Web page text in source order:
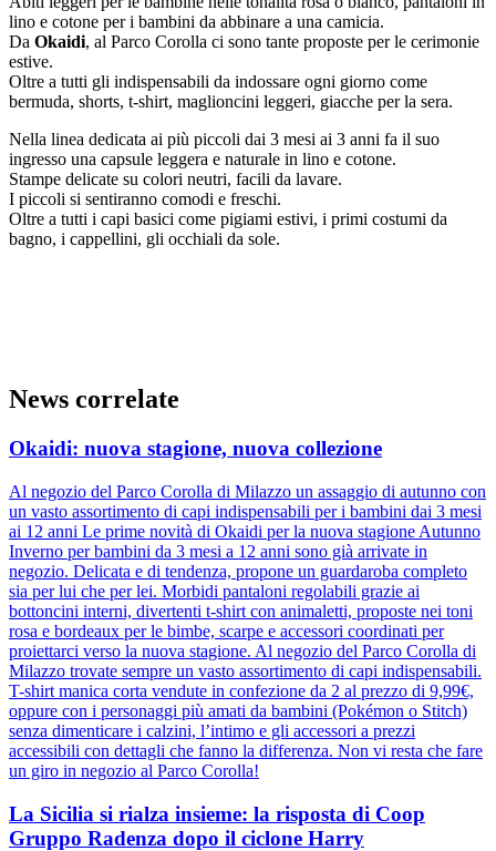
lino e cotone per i bambini da abbinare a una camicia.
Da Okaidi, al Parco Corolla ci sono tante proposte per le cerimonie
estive.
Oltre a tutti gli indispensabili da indossare ogni giorno come
bermuda, shorts, t-shirt, maglioncini leggeri, giacche per la sera.
Nella linea dedicata ai più piccoli dai 3 mesi ai 3 anni fa il suo
ingresso una capsule leggera e naturale in lino e cotone.
Stampe delicate su colori neutri, facili da lavare.
I piccoli si sentiranno comodi e freschi.
Oltre a tutti i capi basici come pigiami estivi, i primi costumi da
bagno, i cappellini, gli occhiali da sole.
News correlate
Okaidi: nuova stagione, nuova collezione
Al negozio del Parco Corolla di Milazzo un assaggio di autunno con
un vasto assortimento di capi indispensabili per i bambini dai 3 mesi
ai 12 anni Le prime novità di Okaidi per la nuova stagione Autunno
Inverno per bambini da 3 mesi a 12 anni sono già arrivate in
negozio. Delicata e di tendenza, propone un guardaroba completo
sia per lui che per lei. Morbidi pantaloni regolabili grazie ai
bottoncini interni, divertenti t-shirt con animaletti, proposte nei toni
rosa e bordeaux per le bimbe, scarpe e accessori coordinati per
proiettarci verso la nuova stagione. Al negozio del Parco Corolla di
Milazzo trovate sempre un vasto assortimento di capi indispensabili.
T-shirt manica corta vendute in confezione da 2 al prezzo di 9,99€,
oppure con i personaggi più amati da bambini (Pokémon o Stitch)
senza dimenticare i calzini, l’intimo e gli accessori a prezzi
accessibili con dettagli che fanno la differenza. Non vi resta che fare
un giro in negozio al Parco Corolla!
La Sicilia si rialza insieme: la risposta di Coop
Gruppo Radenza dopo il ciclone Harry